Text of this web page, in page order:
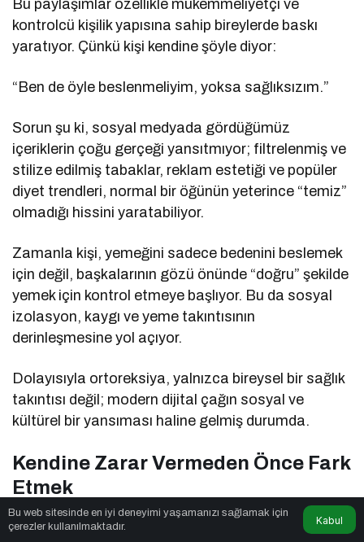
Bu paylaşımlar özellikle mükemmeliyetçi ve
kontrolcü kişilik yapısına sahip bireylerde baskı
yaratıyor. Çünkü kişi kendine şöyle diyor:
“Ben de öyle beslenmeliyim, yoksa sağlıksızım.”
Sorun şu ki, sosyal medyada gördüğümüz
içeriklerin çoğu gerçeği yansıtmıyor; filtrelenmiş ve
stilize edilmiş tabaklar, reklam estetiği ve popüler
diyet trendleri, normal bir öğünün yeterince “temiz”
olmadığı hissini yaratabiliyor.
Zamanla kişi, yemeğini sadece bedenini beslemek
için değil, başkalarının gözü önünde “doğru” şekilde
yemek için kontrol etmeye başlıyor. Bu da sosyal
izolasyon, kaygı ve yeme takıntısının
derinleşmesine yol açıyor.
Dolayısıyla ortoreksiya, yalnızca bireysel bir sağlık
takıntısı değil; modern dijital çağın sosyal ve
kültürel bir yansıması haline gelmiş durumda.
Kendine Zarar Vermeden Önce Fark
Etmek
Ortoreksiya genellikle fark edilmesi en zor yeme
Bu web sitesinde en iyi deneyimi yaşamanızı sağlamak için
çerezler kullanılmaktadır.
Kabul